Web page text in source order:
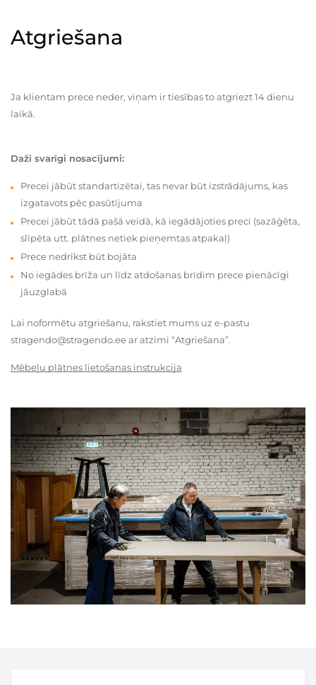
Atgriešana
Ja klientam prece neder, viņam ir tiesības to atgriezt 14 dienu
laikā.
Daži svarīgi nosacījumi:
Precei jābūt standartizētai, tas nevar būt izstrādājums, kas
izgatavots pēc pasūtījuma
Precei jābūt tādā pašā veidā, kā iegādājoties preci (sazāģēta,
slīpēta utt. plātnes netiek pieņemtas atpakaļ)
Prece nedrīkst būt bojāta
No iegādes brīža un līdz atdošanas brīdim prece pienācīgi
jāuzglabā
Lai noformētu atgriešanu, rakstiet mums uz e-pastu
stragendo@stragendo.ee ar atzīmi “Atgriešana”.
Mēbeļu plātnes lietošanas instrukcija